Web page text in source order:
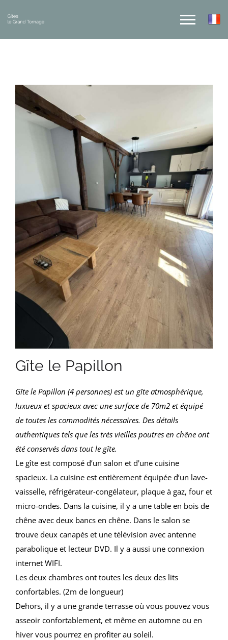
Gîte le Papillon
Gîte le Papillon (4 personnes) est un gîte atmosphérique,
luxueux et spacieux avec une surface de 70m2 et équipé
de toutes les commodités nécessaires. Des détails
authentiques tels que les très vieilles poutres en chêne ont
été conservés dans tout le gîte.
Le gîte est composé d’un salon et d'une cuisine
spacieux. La cuisine est entièrement équipée d’un lave-
vaisselle, réfrigérateur-congélateur, plaque à gaz, four et
micro-ondes. Dans la cuisine, il y a une table en bois de
chêne avec deux bancs en chêne. Dans le salon se
trouve deux canapés et une télévision avec antenne
parabolique et lecteur DVD. Il y a aussi une connexion
internet WIFI.
Les deux chambres ont toutes les deux des lits
confortables. (2m de longueur)
Dehors, il y a une grande terrasse où vous pouvez vous
asseoir confortablement, et même en automne ou en
hiver vous pourrez en profiter au soleil.